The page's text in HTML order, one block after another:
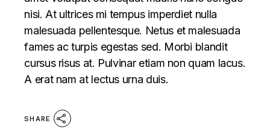
nisi. At ultrices mi tempus imperdiet nulla
malesuada pellentesque. Netus et malesuada
fames ac turpis egestas sed. Morbi blandit
cursus risus at. Pulvinar etiam non quam lacus.
A erat nam at lectus urna duis.
SHARE